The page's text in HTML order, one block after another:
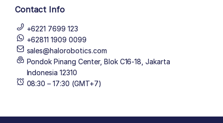
Contact Info
+6221 7699 123
+62811 1909 0099
sales@halorobotics.com
Pondok Pinang Center, Blok C16-18, Jakarta
Indonesia 12310
08:30 – 17:30 (GMT+7)